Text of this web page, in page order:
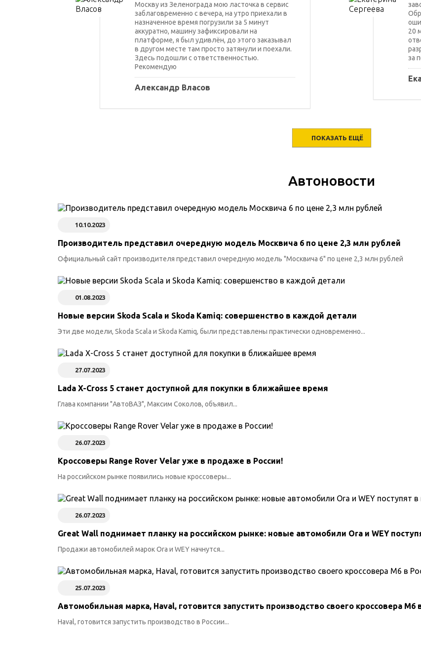
Москву из Зеленограда мою ласточка в сервис
заблаговременно с вечера, на утро приехали в
назначенное время погрузили за 5 минут
аккуратно, машину зафиксировали на
платформе, я был удивлён, до этого заказывал
в другом месте там просто затянули и поехали.
Здесь подошли с ответственностью.
Рекомендую
Александр Власов
20
за
ПОКАЗАТЬ ЕЩЁ
Автоновости
10.10.2023
Производитель представил очередную модель Москвича 6 по цене 2,3 млн рублей
Официальный сайт производителя представил очередную модель "Москвича 6" по цене 2,3 млн рублей
01.08.2023
Новые версии Skoda Scala и Skoda Kamiq: совершенство в каждой детали
Эти две модели, Skoda Scala и Skoda Kamiq, были представлены практически одновременно...
27.07.2023
Lada X-Cross 5 станет доступной для покупки в ближайшее время
Глава компании "АвтоВАЗ", Максим Соколов, объявил...
26.07.2023
Кроссоверы Range Rover Velar уже в продаже в России!
На российском рынке появились новые кроссоверы...
26.07.2023
Great Wall поднимает планку на российском рынке: новые автомобили Ora и WEY
Продажи автомобилей марок Ora и WEY начнутся...
25.07.2023
Автомобильная марка, Haval, готовится запустить производство своего кроссовера M6
Haval, готовится запустить производство в России...